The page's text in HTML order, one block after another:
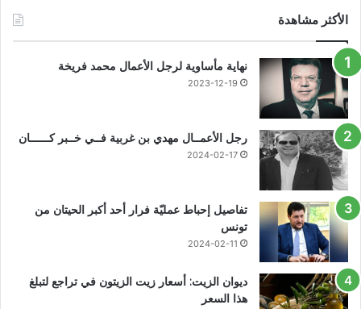
الأكثر مشاهدة
نهاية مأساوية لرجل الأعمال محمد فريخة
2023-12-19
رجل الأعمــال مهدي بن غربية فــي خــبر كــــــان
2024-02-17
تفاصيل إحباط عمليّة فرار أحد أكبر الحيتان من
تونس
2024-02-11
ديوان الزيت: أسعار زيت الزيتون في تراجع لتبلغ
هذا السعر